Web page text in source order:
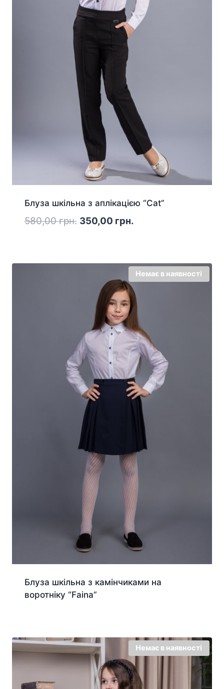
Блуза шкільна з аплікацією “Cat”
580,00грн. Оригінальна
350,00 грн.Поточна
Немає в наявності
Блуза шкільна з камінчиками на
воротніку “Faina”
Немає в наявності